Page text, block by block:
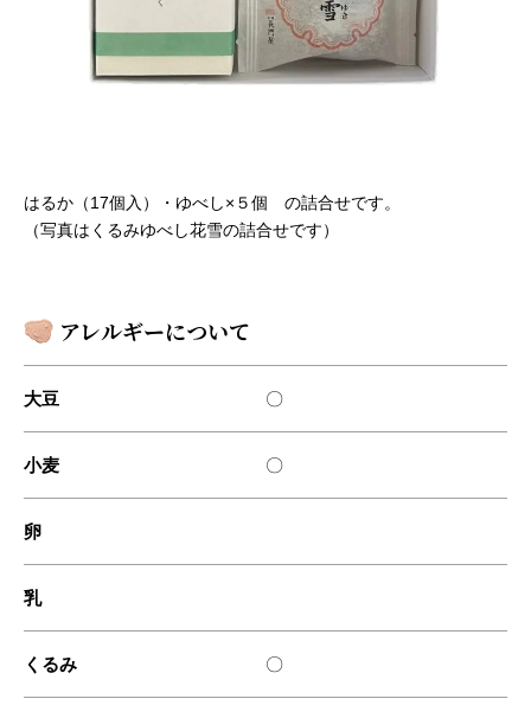
はるか（17個入）・ゆべし×５個 の詰合せです。
（写真はくるみゆべし花雪の詰合せです）
アレルギーについて
大豆 〇
小麦 〇
卵
乳
くるみ 〇